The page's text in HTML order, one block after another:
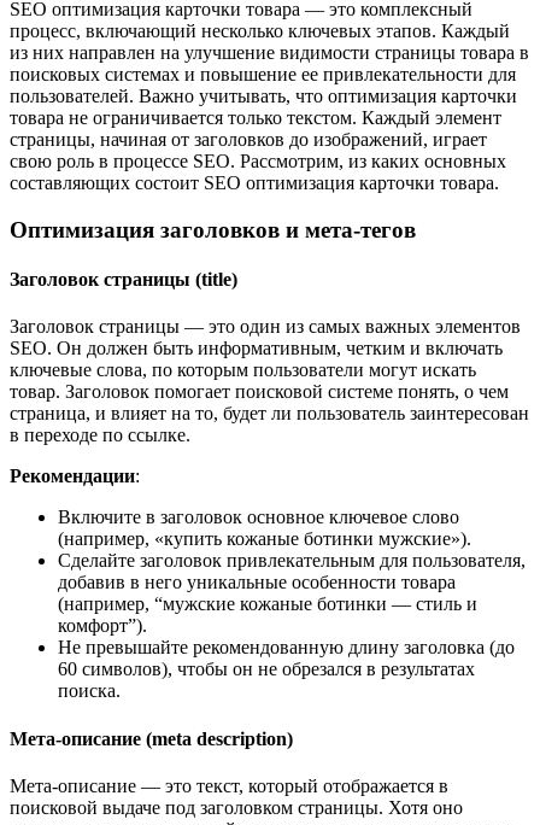
SEO оптимизация карточки товара — это комплексный
процесс, включающий несколько ключевых этапов. Каждый
из них направлен на улучшение видимости страницы товара в
поисковых системах и повышение ее привлекательности для
пользователей. Важно учитывать, что оптимизация карточки
товара не ограничивается только текстом. Каждый элемент
страницы, начиная от заголовков до изображений, играет
свою роль в процессе SEO. Рассмотрим, из каких основных
составляющих состоит SEO оптимизация карточки товара.
Оптимизация заголовков и мета-тегов
Заголовок страницы (title)
Заголовок страницы — это один из самых важных элементов
SEO. Он должен быть информативным, четким и включать
ключевые слова, по которым пользователи могут искать
товар. Заголовок помогает поисковой системе понять, о чем
страница, и влияет на то, будет ли пользователь заинтересован
в переходе по ссылке.
Рекомендации:
Включите в заголовок основное ключевое слово
(например, «купить кожаные ботинки мужские»).
Сделайте заголовок привлекательным для пользователя,
добавив в него уникальные особенности товара
(например, “мужские кожаные ботинки — стиль и
комфорт”).
Не превышайте рекомендованную длину заголовка (до
60 символов), чтобы он не обрезался в результатах
поиска.
Мета-описание (meta description)
Мета-описание — это текст, который отображается в
поисковой выдаче под заголовком страницы. Хотя оно